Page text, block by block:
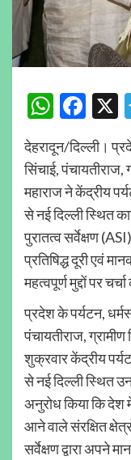
देहरादून/दिल्ली।
सिंचाई, पंचायतीराज,
महाराज ने केंद्रीय
से नई दिल्ली स्थित
पुरातत्व सर्वेक्षण
प्रतिषिद्ध दूरी एवं
महत्वपूर्ण मुद्दों पर
प्रदेश के पर्यटन,
पंचायतीराज,
शुक्रवार केंद्रीय
से नई दिल्ली स्थित
अनुरोध किया कि देश
आने वाले संरक्षित
सर्वेक्षण द्वारा अपने